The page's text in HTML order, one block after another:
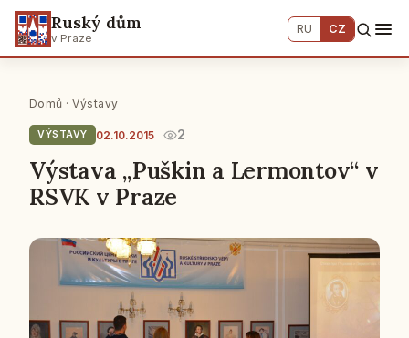
Ruský dům
v Praze
RU CZ
Domů ·Výstavy
VÝSTAVY 02.10.2015 2
Výstava „Puškin a Lermontov“ v
RSVK v Praze